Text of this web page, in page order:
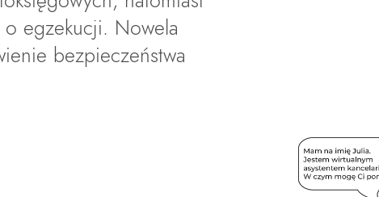
egzekucji. Nowela
bezpieczeństwa